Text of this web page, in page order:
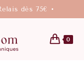
dès 75€ •
0